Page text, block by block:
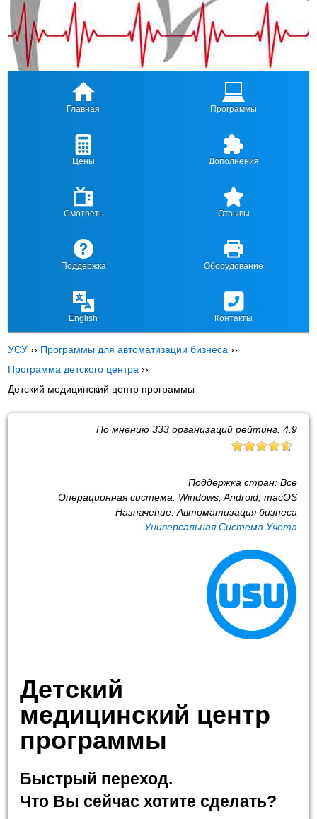
Главная Программы
Цены Дополнения
Смотреть Отзывы
Поддержка Оборудование
English Контакты
УСУ ›› Программы для автоматизации бизнеса ››
Программа детского центра ››
Детский медицинский центр программы
По мнению 333организаций рейтинг: 4.9
Поддержка стран: Все
Операционная система: Windows, Android, macOS
Назначение: Автоматизация бизнеса
Универсальная Система Учета
Детский
медицинский центр
программы
Быстрый переход.
Что Вы сейчас хотите сделать?